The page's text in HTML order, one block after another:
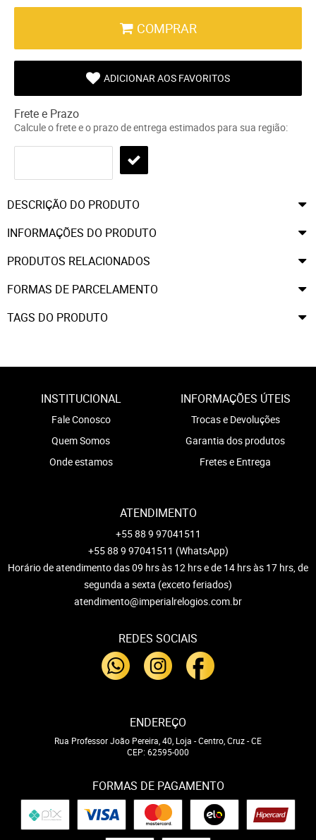
COMPRAR
ADICIONAR AOS FAVORITOS
Frete e Prazo
Calcule o frete e o prazo de entrega estimados para sua região:
DESCRIÇÃO DO PRODUTO
INFORMAÇÕES DO PRODUTO
PRODUTOS RELACIONADOS
FORMAS DE PARCELAMENTO
TAGS DO PRODUTO
INSTITUCIONAL
Fale Conosco
Quem Somos
Onde estamos
INFORMAÇÕES ÚTEIS
Trocas e Devoluções
Garantia dos produtos
Fretes e Entrega
ATENDIMENTO
+55 88 9 97041511
+55 88 9 97041511 (WhatsApp)
Horário de atendimento das 09 hrs às 12 hrs e de 14 hrs às 17 hrs, de
segunda a sexta (exceto feriados)
atendimento@imperialrelogios.com.br
REDES SOCIAIS
ENDEREÇO
Rua Professor João Pereira, 40, Loja -Centro, Cruz-CE
CEP: 62595-000
FORMAS DE PAGAMENTO